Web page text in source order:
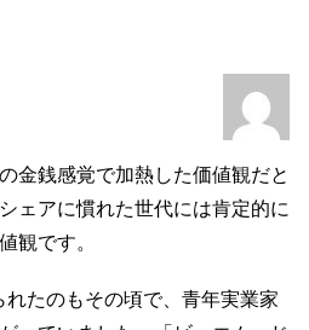
金銭感覚で加熱した価値観だと
ェアに慣れた世代には肯定的に
観です。
たのもその頃で、青年実業家